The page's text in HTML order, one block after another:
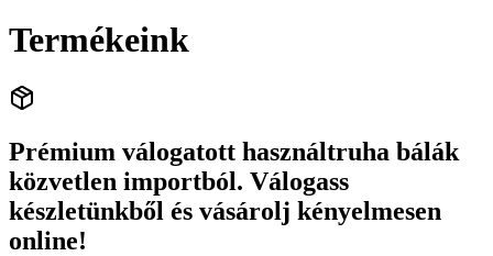
Termékeink
Prémium válogatott használtruha bálák
közvetlen importból. Válogass
készletünkből és vásárolj kényelmesen
online!